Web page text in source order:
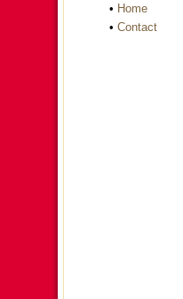
• Home
• Contact